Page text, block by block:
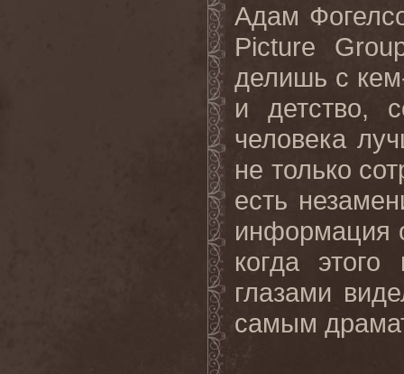
Адам
Picture
делишь с
и детство,
человека
не только
есть
информация
когда
глазами
самым